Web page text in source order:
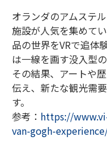
オランダのアムステ
施設が人気を集めて
品の世界をVRで追体
は一線を画す没入型
その結果、アートや
伝え、新たな観光需
す。
参考： https://
van-gogh-